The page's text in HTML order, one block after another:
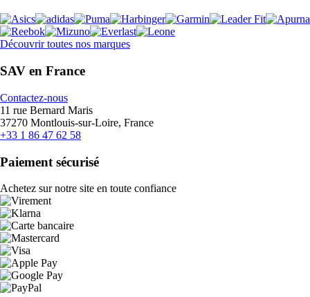
Découvrir toutes nos marques
SAV en France
Contactez-nous
11 rue Bernard Maris
37270 Montlouis-sur-Loire, France
+33 1 86 47 62 58
Paiement sécurisé
Achetez sur notre site en toute confiance